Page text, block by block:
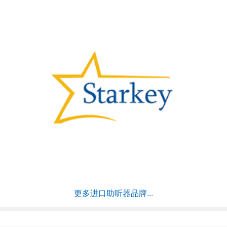
更多进口助听器品牌...